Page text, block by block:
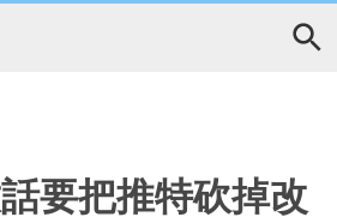
要把推特砍掉改